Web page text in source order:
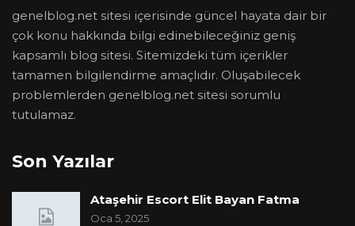
genelblog.net sitesi içerisinde güncel hayata dair bir
çok konu hakkında bilgi edinebileceğiniz geniş
kapsamlı blog sitesi. Sitemizdeki tüm içerikler
tamamen bilgilendirme amaçlıdır. Oluşabilecek
problemlerden genelblog.net sitesi sorumlu
tutulamaz.
Son Yazılar
Ataşehir Escort Elit Bayan Fatma
Oca 5, 2025